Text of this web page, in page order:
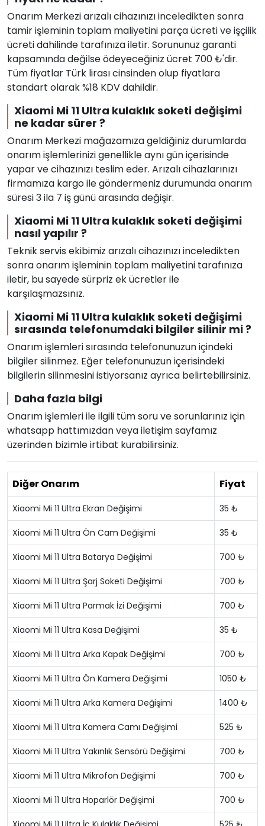
Onarım Merkezi arızalı cihazınızı inceledikten sonra
tamir işleminin toplam maliyetini parça ücreti ve işçilik
ücreti dahilinde tarafınıza iletir. Sorununuz garanti
kapsamında değilse ödeyeceğiniz ücret 700 ₺'dir.
Tüm fiyatlar Türk lirası cinsinden olup fiyatlara
standart olarak %18 KDV dahildir.
Xiaomi Mi 11 Ultra kulaklık soketi değişimi
ne kadar sürer ?
Onarım Merkezi mağazamıza geldiğiniz durumlarda
onarım işlemlerinizi genellikle aynı gün içerisinde
yapar ve cihazınızı teslim eder. Arızalı cihazlarınızı
firmamıza kargo ile göndermeniz durumunda onarım
süresi 3 ila 7 iş günü arasında değişir.
Xiaomi Mi 11 Ultra kulaklık soketi değişimi
nasıl yapılır ?
Teknik servis ekibimiz arızalı cihazınızı inceledikten
sonra onarım işleminin toplam maliyetini tarafınıza
iletir, bu sayede sürpriz ek ücretler ile
karşılaşmazsınız.
Xiaomi Mi 11 Ultra kulaklık soketi değişimi
sırasında telefonumdaki bilgiler silinir mi ?
Onarım işlemleri sırasında telefonunuzun içindeki
bilgiler silinmez. Eğer telefonunuzun içerisindeki
bilgilerin silinmesini istiyorsanız ayrıca belirtebilirsiniz.
Daha fazla bilgi
Onarım işlemleri ile ilgili tüm soru ve sorunlarınız için
whatsapp hattımızdan veya iletişim sayfamız
üzerinden bizimle irtibat kurabilirsiniz.
Diğer Onarım Fiyat
Xiaomi Mi 11 Ultra Ekran Değişimi 35 ₺
Xiaomi Mi 11 Ultra Ön Cam Değişimi 35 ₺
Xiaomi Mi 11 Ultra Batarya Değişimi 700 ₺
Xiaomi Mi 11 Ultra Şarj Soketi Değişimi 700 ₺
Xiaomi Mi 11 Ultra Parmak İzi Değişimi 700 ₺
Xiaomi Mi 11 Ultra Kasa Değişimi 35 ₺
Xiaomi Mi 11 Ultra Arka Kapak Değişimi 700 ₺
Xiaomi Mi 11 Ultra Ön Kamera Değişimi 1050 ₺
Xiaomi Mi 11 Ultra Arka Kamera Değişimi 1400 ₺
Xiaomi Mi 11 Ultra Kamera Camı Değişimi 525 ₺
Xiaomi Mi 11 Ultra Yakınlık Sensörü Değişimi 700 ₺
Xiaomi Mi 11 Ultra Mikrofon Değişimi 700 ₺
Xiaomi Mi 11 Ultra Hoparlör Değişimi 700 ₺